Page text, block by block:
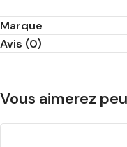
Marque
Avis (0)
Vous aimerez